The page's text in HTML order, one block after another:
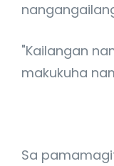
"Kailangan
makukuha
Sa